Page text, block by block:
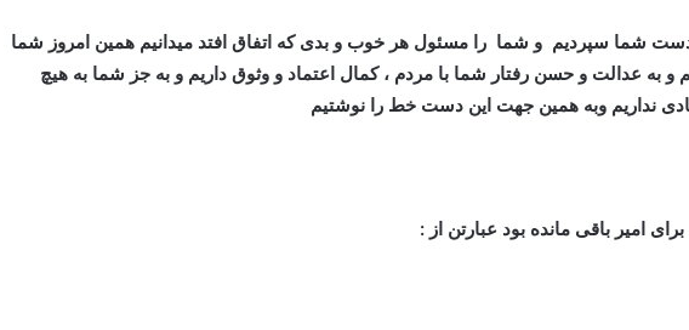
دست شما سپردیم و شما را مسئول هر خوب و بدی که اتفاق افتد میدانیم همین امروز شما
به عدالت و حسن رفتار شما با مردم ، کمال اعتماد و وثوق داریم و به جز شما به هیچ
نداریم وبه همین جهت این دست خط را نوشتیم
امیر باقی مانده بود عبارتن از :